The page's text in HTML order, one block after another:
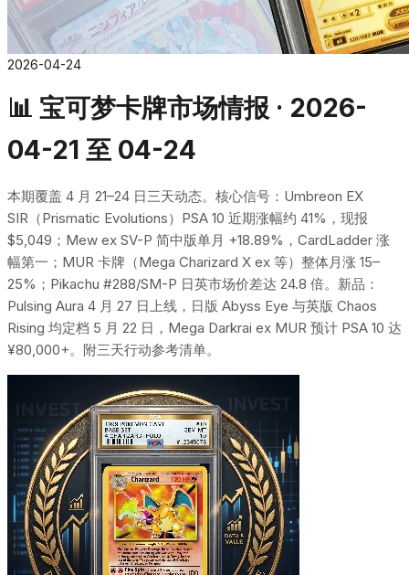
2026-04-24
📊 宝可梦卡牌市场情报 · 2026-
04-21 至 04-24
本期覆盖 4 月 21–24 日三天动态。核心信号：Umbreon EX
SIR（Prismatic Evolutions）PSA 10 近期涨幅约 41%，现报
$5,049；Mew ex SV-P 简中版单月 +18.89%，CardLadder 涨
幅第一；MUR 卡牌（Mega Charizard X ex 等）整体月涨 15–
25%；Pikachu #288/SM-P 日英市场价差达 24.8 倍。新品：
Pulsing Aura 4 月 27 日上线，日版 Abyss Eye 与英版 Chaos
Rising 均定档 5 月 22 日，Mega Darkrai ex MUR 预计 PSA 10 达
¥80,000+。附三天行动参考清单。